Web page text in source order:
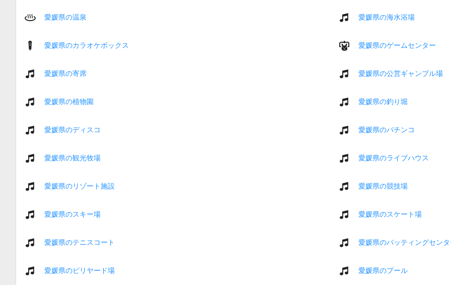
愛媛県の温泉 愛媛県の海水浴場
愛媛県のカラオケボックス 愛媛県のゲームセンター
愛媛県の寄席 愛媛県の公営ギャンブル場
愛媛県の植物園 愛媛県の釣り堀
愛媛県のディスコ 愛媛県のパチンコ
愛媛県の観光牧場 愛媛県のライブハウス
愛媛県のリゾート施設 愛媛県の競技場
愛媛県のスキー場 愛媛県のスケート場
愛媛県のテニスコート 愛媛県のバッティングセン
愛媛県のビリヤード場 愛媛県のプール